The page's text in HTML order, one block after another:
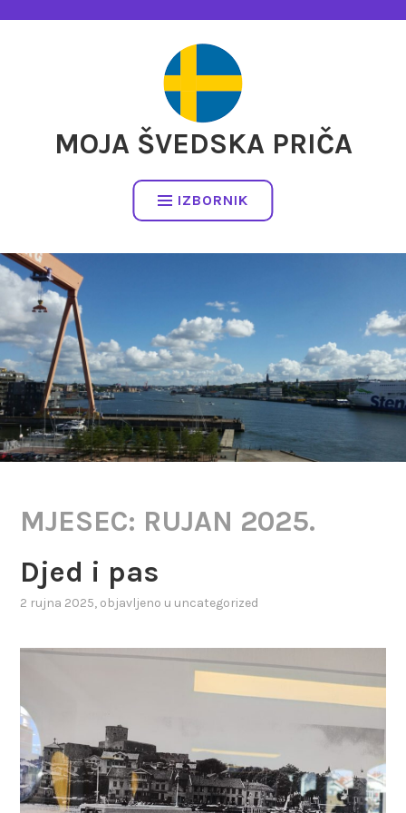
MOJA ŠVEDSKA PRIČA
IZBORNIK
MJESEC: RUJAN 2025.
Djed i pas
2 rujna 2025, objavljeno u uncategorized